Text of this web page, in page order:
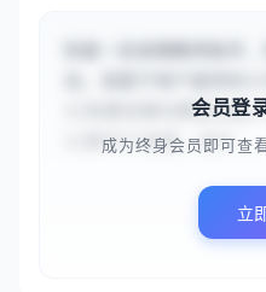
{{东部沿海与西部内陆
{{高中}}信息，设计...
会员登
成为终身会员即可查
立